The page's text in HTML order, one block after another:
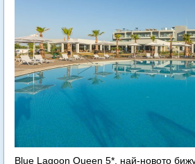
Blue Lagoon Queen 5*, най-новото